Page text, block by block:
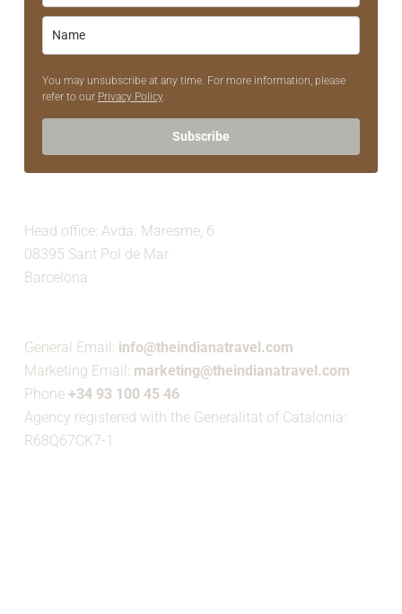
You may unsubscribe at any time. For more information, please
refer to our Privacy Policy.
Subscribe
Head office: Avda. Maresme, 6
08395 Sant Pol de Mar
Barcelona
General Email: info@theindianatravel.com
Marketing Email: marketing@theindianatravel.com
Phone +34 93 100 45 46
Agency registered with the Generalitat of Catalonia:
R68Q67CK7-1